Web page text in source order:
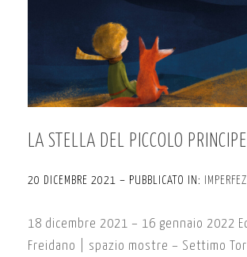
LA STELLA DEL PICCOLO PRINCIPE
20 DICEMBRE 2021 – PUBBLICATO IN:
18 dicembre 2021 – 16 gennaio 2022
Freidano | spazio mostre – Settimo